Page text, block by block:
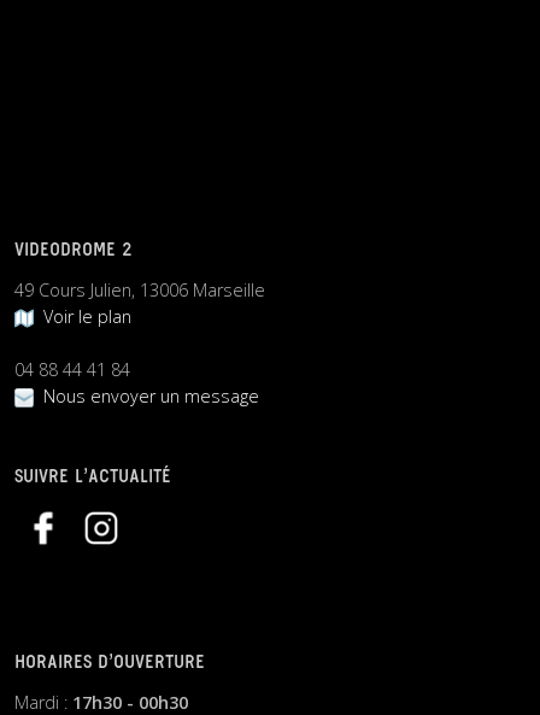
VIDEODROME 2
49 Cours Julien, 13006 Marseille
Voir le plan
04 88 44 41 84
Nous envoyer un message
SUIVRE L’ACTUALITÉ
HORAIRES D’OUVERTURE
Mardi : 17h30 - 00h30